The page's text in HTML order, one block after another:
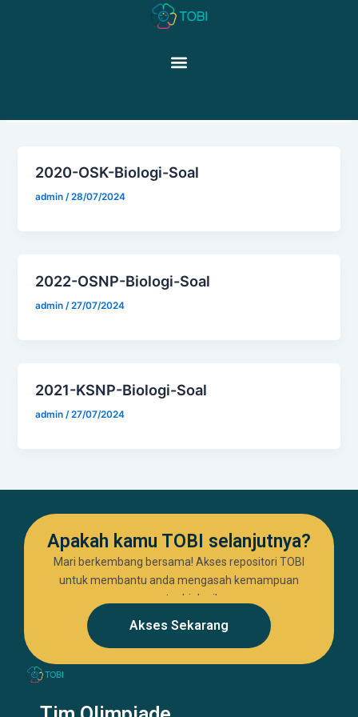
Menu
2020-OSK-Biologi-Soal
admin/28/07/2024
2022-OSNP-Biologi-Soal
admin/27/07/2024
2021-KSNP-Biologi-Soal
admin /27/07/2024
Apakah kamu TOBI selanjutnya?
Mari berkembang bersama! Akses repositori TOBI
untuk membantu anda mengasah kemampuan
seputar biologi!
Akses Sekarang